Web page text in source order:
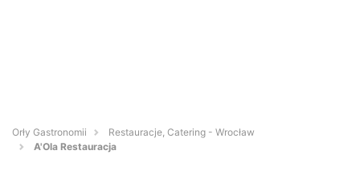
Orły Gastronomii
Restauracje, Catering - Wrocław
A'Ola Restauracja